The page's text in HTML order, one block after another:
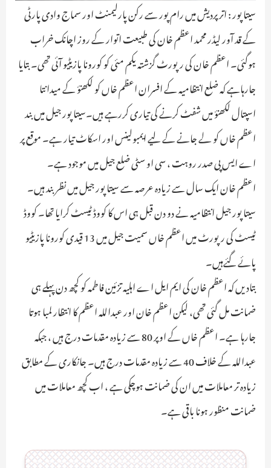
سیتا پور : اترپردیش میں رام پور سے رکن پارلیمنٹ اور سماج وادی پارٹی
کے قد آور لیڈر محمد اعظم خان کی طبیعت اتوار کے روز اچانک خراب
ہوگئی۔ اعظم خان کی رپورٹ گزشتہ یکم مئی کو کورونا پازیٹیو آئی تھی۔ بتایا
جارہاہے کہ ضلع انتظامیہ کے افسران اعظم خاں کو لکھنؤ کے میدانتا
اسپتال لکھنؤ میں شفٹ کرنے کی تیاری کررہے ہیں۔سیتا پور جیل میں بند
اعظم خاں کو لے جانے کے لیے ایمبولینس اور اسکاٹ تیار ہے۔ موقع پر
اے ایس پی صدر روہت ، سی او سٹی ضلع جیل میں موجود ہے۔
اعظم خان ایک سال سے زیادہ عرصہ سے سیتا پور جیل میں نظربند ہیں۔
سیتا پور جیل انتظامیہ نے دو دن قبل ہی اس کا کووڈ ٹیسٹ کرایا تھا۔ کووڈ
ٹیسٹ کی رپورٹ میں اعظم خاں سمیت جیل میں 13 قیدی کورونا پازیٹیو
پائے گئےہیں۔
بتادیں کہ اعظم خان کی ایم ایل اے اہلیہ تزئین فاطمہ کو کچھ دن پہلے ہی
ضمانت مل گئی تھی، لیکن اعظم خان اور عبداللہ اعظم کا انتظار لمبا ہوتا
جارہا ہے۔ اعظم خاں کے اوپر 80 سے زیادہ مقدمات درج ہیں ، جبکہ
عبداللہ کے خلاف 40 سے زیادہ مقدمات درج ہیں۔ جانکاری کے مطابق
زیادہ تر معاملات میں ان کی ضمانت ہوچکی ہے ، اب کچھ معاملات میں
ضمانت منظور ہونا باقی ہے۔